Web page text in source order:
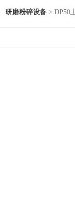
研磨粉碎设备 > DP50